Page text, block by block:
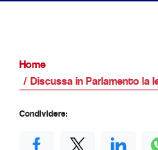
Home
Discussa in Parlamento la
Condividere: